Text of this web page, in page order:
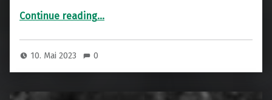
Continue reading…
10. Mai 2023 0